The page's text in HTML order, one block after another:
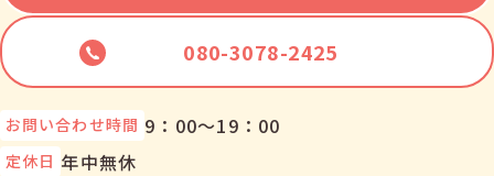
080-3078-2425
お問い合わせ時間 9：00～19：00
定休日 年中無休